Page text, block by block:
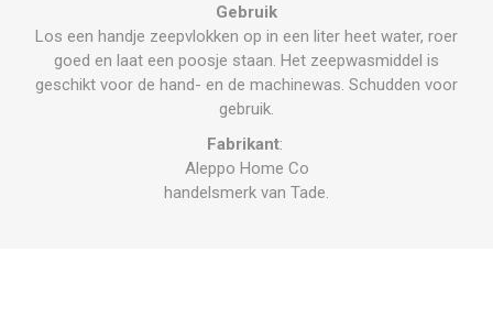
Gebruik
Los een handje zeepvlokken op in een liter heet water, roer
goed en laat een poosje staan. Het zeepwasmiddel is
geschikt voor de hand- en de machinewas. Schudden voor
gebruik.
Fabrikant:
Aleppo Home Co
handelsmerk van Tade.